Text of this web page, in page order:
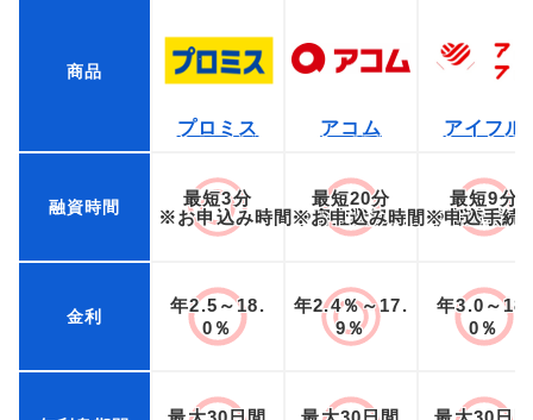
商品
プロミス アコム アイフル
融資時間 最短3分
※お申込み時間や審査状況によりご希望に
最短20分
※お申込み時間や審査状況
最短9分
※申込手続
金利
年2.5～18.
0％
年2.4％～17.
9％
年3.0～18.
0％